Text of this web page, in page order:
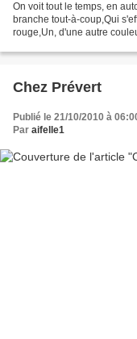
On voit tout le temps, en
branche tout-à-coup,Qui
rouge,Un, d'une autre
Chez Prévert
Publié le 21/10/2010 à
Par aifelle1